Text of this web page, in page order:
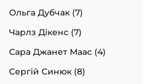
Ольга Дубчак (7)
Чарлз Дікенс (7)
Сара Джанет Маас (4)
Сергій Синюк (8)